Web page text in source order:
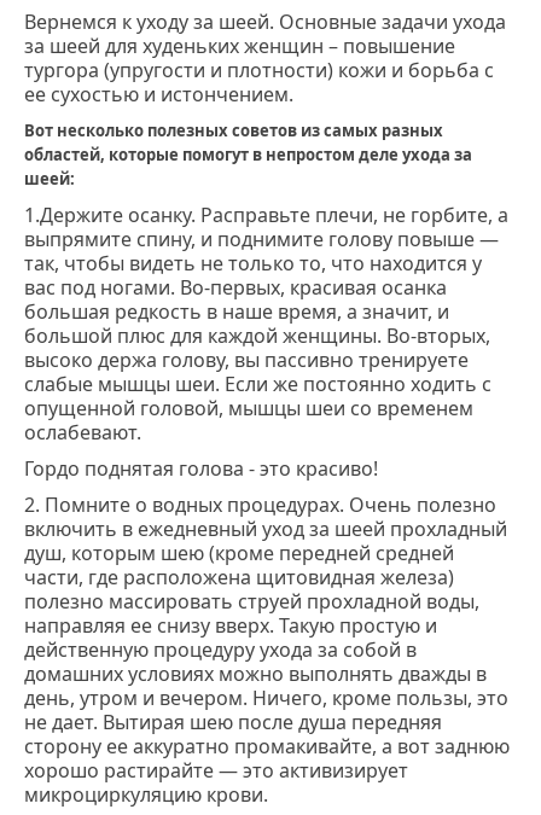
Вернемся к уходу за шеей. Основные задачи ухода
за шеей для худеньких женщин – повышение
тургора (упругости и плотности) кожи и борьба с
ее сухостью и истончением.
Вот несколько полезных советов из самых разных
областей, которые помогут в непростом деле ухода за
шеей:
1.Держите осанку. Расправьте плечи, не горбите, а
выпрямите спину, и поднимите голову повыше ―
так, чтобы видеть не только то, что находится у
вас под ногами. Во-первых, красивая осанка
большая редкость в наше время, а значит, и
большой плюс для каждой женщины. Во-вторых,
высоко держа голову, вы пассивно тренируете
слабые мышцы шеи. Если же постоянно ходить с
опущенной головой, мышцы шеи со временем
ослабевают.
Гордо поднятая голова - это красиво!
2. Помните о водных процедурах. Очень полезно
включить в ежедневный уход за шеей прохладный
душ, которым шею (кроме передней средней
части, где расположена щитовидная железа)
полезно массировать струей прохладной воды,
направляя ее снизу вверх. Такую простую и
действенную процедуру ухода за собой в
домашних условиях можно выполнять дважды в
день, утром и вечером. Ничего, кроме пользы, это
не дает. Вытирая шею после душа передняя
сторону ее аккуратно промакивайте, а вот заднюю
хорошо растирайте ― это активизирует
микроциркуляцию крови.